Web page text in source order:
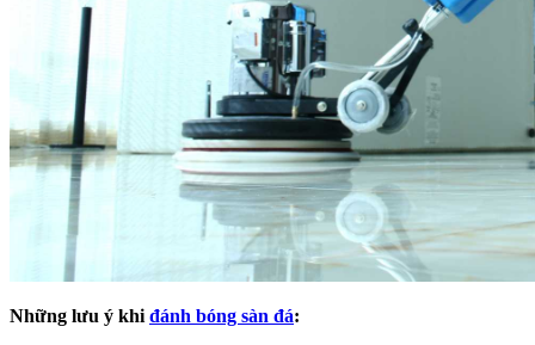
Những lưu ý khi đánh bóng sàn đá: